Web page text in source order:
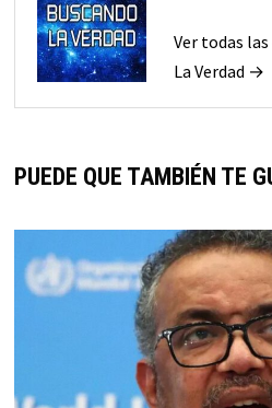
Ver todas
La Verdad →
PUEDE QUE TAMBIÉN TE